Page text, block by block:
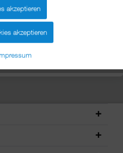
für iPad 2/3/4
ist diese genau die richtige.
akzeptieren
akzeptieren